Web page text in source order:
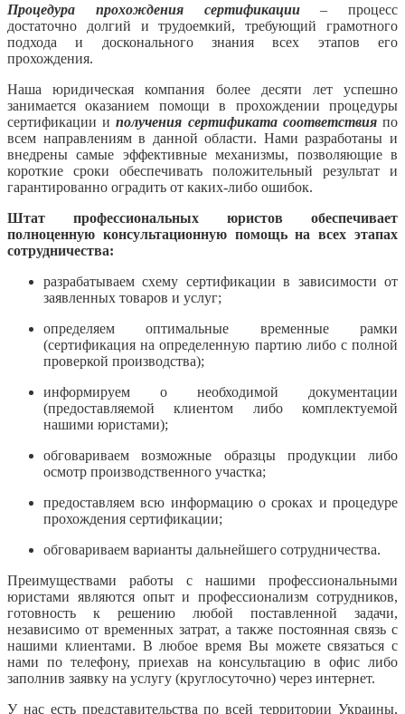
Процедура прохождения сертификации– процесс
достаточно долгий и трудоемкий, требующий грамотного
подхода и досконального знания всех этапов его
прохождения.
Наша юридическая компания более десяти лет успешно
занимается оказанием помощи в прохождении процедуры
сертификации иполучения сертификата соответствияпо
всем направлениям в данной области. Нами разработаны и
внедрены самые эффективные механизмы, позволяющие в
короткие сроки обеспечивать положительный результат и
гарантированно оградить от каких-либо ошибок.
Штат профессиональных юристов обеспечивает
полноценную консультационную помощь на всех этапах
сотрудничества:
разрабатываем схему сертификации в зависимости от
заявленных товаров и услуг;
определяем оптимальные временные рамки
(сертификация на определенную партию либо с полной
проверкой производства);
информируем о необходимой документации
(предоставляемой клиентом либо комплектуемой
нашими юристами);
обговариваем возможные образцы продукции либо
осмотр производственного участка;
предоставляем всю информацию о сроках и процедуре
прохождения сертификации;
обговариваем варианты дальнейшего сотрудничества.
Преимуществами работы с нашими профессиональными
юристами являются опыт и профессионализм сотрудников,
готовность к решению любой поставленной задачи,
независимо от временных затрат, а также постоянная связь с
нашими клиентами. В любое время Вы можете связаться с
нами по телефону, приехав на консультацию в офис либо
заполнив заявку на услугу (круглосуточно) через интернет.
У нас есть представительства по всей территории Украины,